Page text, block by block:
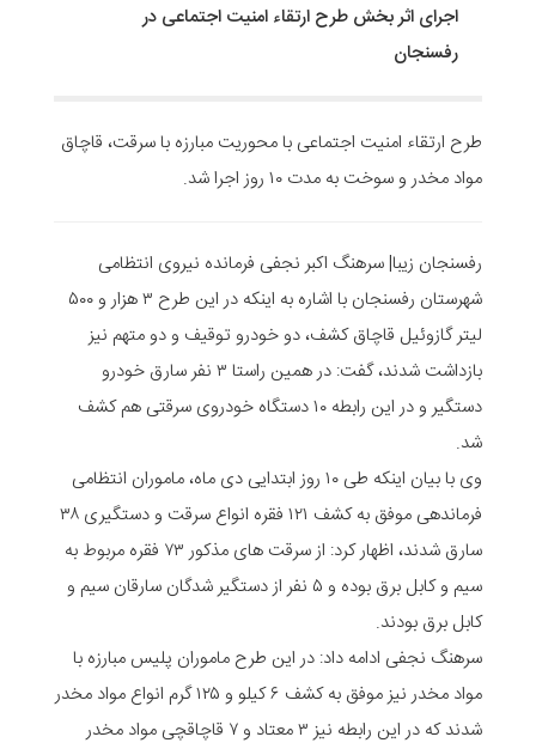
اجرای اثر بخش طرح ارتقاء امنیت اجتماعی در
رفسنجان
طرح ارتقاء امنیت اجتماعی با محوریت مبارزه با سرقت، قاچاق
مواد مخدر و سوخت به مدت ۱۰ روز اجرا شد.
رفسنجان زیبا| سرهنگ اکبر نجفی فرمانده نیروی انتظامی
شهرستان رفسنجان با اشاره به اینکه در این طرح ۳ هزار و ۵۰۰
لیتر گازوئیل قاچاق کشف، دو خودرو توقیف و دو متهم نیز
بازداشت شدند، گفت: در همین راستا ۳ نفر سارق خودرو
دستگیر و در این رابطه ۱۰ دستگاه خودروی سرقتی هم کشف
شد.
وی با بیان اینکه طی ۱۰ روز ابتدایی دی ماه، ماموران انتظامی
فرماندهی موفق به کشف ۱۲۱ فقره انواع سرقت و دستگیری ۳۸
سارق شدند، اظهار کرد: از سرقت های مذکور ۷۳ فقره مربوط به
سیم و کابل برق بوده و ۵ نفر از دستگیر شدگان سارقان سیم و
کابل برق بودند.
سرهنگ نجفی ادامه داد: در این طرح ماموران پلیس مبارزه با
مواد مخدر نیز موفق به کشف ۶ کیلو و ۱۲۵ گرم انواع مواد مخدر
شدند که در این رابطه نیز ۳ معتاد و ۷ قاچاقچی مواد مخدر